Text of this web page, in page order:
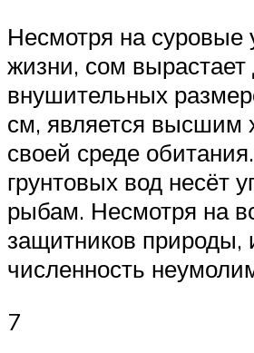
Несмотря на суровые
жизни, сом вырастает
внушительных
см, является высшим
своей среде
грунтовых вод несёт
рыбам. Несмотря на
защитников природы,
численность
7